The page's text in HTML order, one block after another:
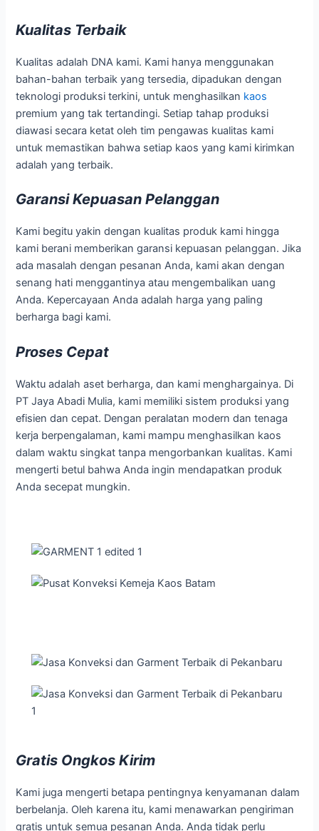
Kualitas Terbaik
Kualitas adalah DNA kami. Kami hanya menggunakan
bahan-bahan terbaik yang tersedia, dipadukan dengan
teknologi produksi terkini, untuk menghasilkan kaos
premium yang tak tertandingi. Setiap tahap produksi
diawasi secara ketat oleh tim pengawas kualitas kami
untuk memastikan bahwa setiap kaos yang kami kirimkan
adalah yang terbaik.
Garansi Kepuasan Pelanggan
Kami begitu yakin dengan kualitas produk kami hingga
kami berani memberikan garansi kepuasan pelanggan. Jika
ada masalah dengan pesanan Anda, kami akan dengan
senang hati menggantinya atau mengembalikan uang
Anda. Kepercayaan Anda adalah harga yang paling
berharga bagi kami.
Proses Cepat
Waktu adalah aset berharga, dan kami menghargainya. Di
PT Jaya Abadi Mulia, kami memiliki sistem produksi yang
efisien dan cepat. Dengan peralatan modern dan tenaga
kerja berpengalaman, kami mampu menghasilkan kaos
dalam waktu singkat tanpa mengorbankan kualitas. Kami
mengerti betul bahwa Anda ingin mendapatkan produk
Anda secepat mungkin.
Gratis Ongkos Kirim
Kami juga mengerti betapa pentingnya kenyamanan dalam
berbelanja. Oleh karena itu, kami menawarkan pengiriman
gratis untuk semua pesanan Anda. Anda tidak perlu